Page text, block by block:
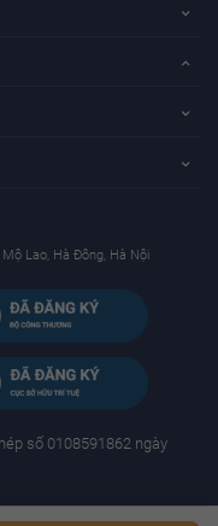
Lao, Hà Đông, Hà Nội
số 0108591862 ngày